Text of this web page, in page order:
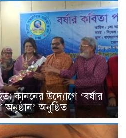
কাননের উদ্যোগে ‘বর্ষার
অনুষ্ঠিত